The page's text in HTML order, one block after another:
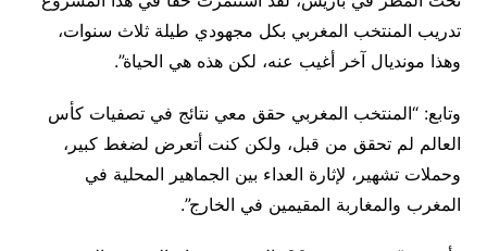
تدريب المنتخب المغربي بكل مجهودي طيلة ثلاث سنوات،
وهذا مونديال آخر أغيب عنه، لكن هذه هي الحياة”.
وتابع: “المنتخب المغربي حقق معي نتائج في تصفيات كأس
العالم لم تحقق من قبل، ولكن كنت أتعرض لضغط كبير،
وحملات تشهير، لإثارة العداء بين الجماهير المحلية في
المغرب والمغاربة المقيمين في الخارج”.